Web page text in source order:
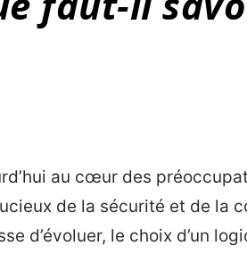
au cœur des
de la sécurité et de la
d’évoluer, le choix d’un